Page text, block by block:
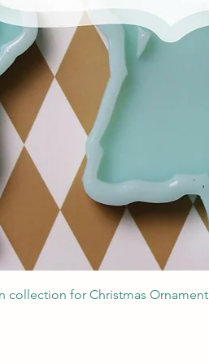
Podgląd
collection for Christmas Ornament